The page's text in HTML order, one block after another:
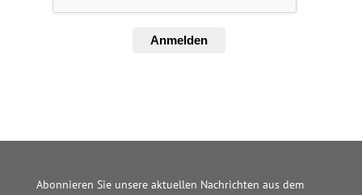
Anmelden
Abonnieren Sie unsere aktuellen Nachrichten aus dem